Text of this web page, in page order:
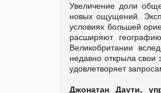
Увеличение доли
новых ощущений.
условиях большей
расширяют
Великобритании
недавно открыла свои
удовлетворяет
Джонатан Даути,